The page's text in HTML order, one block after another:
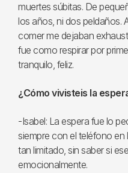
muertes súbitas. De
los años, ni dos peldaños.
comer me dejaban
fue como respirar por
tranquilo, feliz.
¿Cómo vivisteis la
-Isabel: La espera fue lo
siempre con el teléfono en
tan limitado, sin saber si
emocionalmente.